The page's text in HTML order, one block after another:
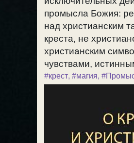
промысла Божия:
над христианским
креста, не
христианским
чувствами,
#крест, #магия,